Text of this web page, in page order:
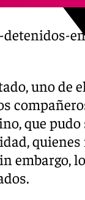
detenidos-
uno
que